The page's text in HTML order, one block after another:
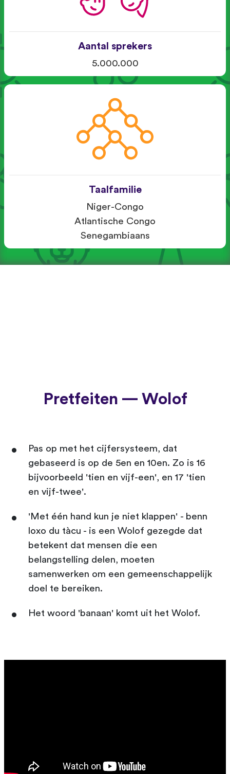
Aantal sprekers
5.000.000
Taalfamilie
Niger-Congo
Atlantische Congo
Senegambiaans
Pretfeiten — Wolof
Pas op met het cijfersysteem, dat
gebaseerd is op de 5en en 10en. Zo is 16
bijvoorbeeld 'tien en vijf-een', en 17 'tien
en vijf-twee'.
'Met één hand kun je niet klappen' - benn
loxo du tàcu - is een Wolof gezegde dat
betekent dat mensen die een
belangstelling delen, moeten
samenwerken om een gemeenschappelijk
doel te bereiken.
Het woord 'banaan' komt uit het Wolof.